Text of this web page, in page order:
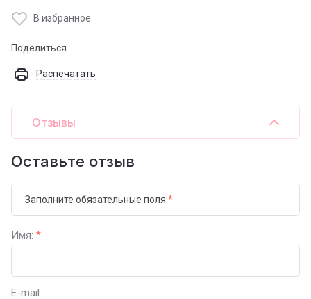
В избранное
Поделиться
Распечатать
Отзывы
Оставьте отзыв
Заполните обязательные поля *
Имя: *
E-mail: